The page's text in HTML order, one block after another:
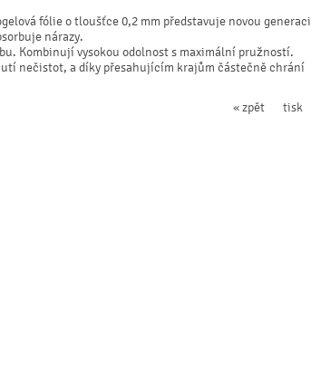
fólie o tloušťce 0,2 mm představuje novou generaci
nárazy.
Kombinují vysokou odolnost s maximální pružností.
nečistot, a díky přesahujícím krajům částečně chrání
tisk
« zpět